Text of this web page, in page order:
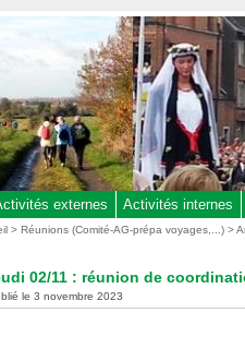
externes Activités internes
>Réunions (Comité-AG-prépa voyages,...) >
02/11 : réunion de
le 3 novembre 2023